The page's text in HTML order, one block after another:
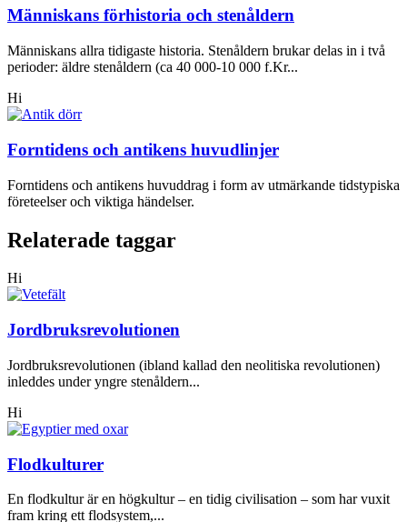
Människans förhistoria och stenåldern
Människans allra tidigaste historia. Stenåldern brukar delas in i två
perioder: äldre stenåldern (ca 40 000-10 000 f.Kr...
Hi
Forntidens och antikens huvudlinjer
Forntidens och antikens huvuddrag i form av utmärkande tidstypiska
företeelser och viktiga händelser.
Relaterade taggar
Hi
Jordbruksrevolutionen
Jordbruksrevolutionen (ibland kallad den neolitiska revolutionen)
inleddes under yngre stenåldern...
Hi
Flodkulturer
En flodkultur är en högkultur – en tidig civilisation – som har vuxit
fram kring ett flodsystem,...